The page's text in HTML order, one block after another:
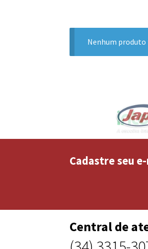
Nenhum produto
Cadastre seu
Central de